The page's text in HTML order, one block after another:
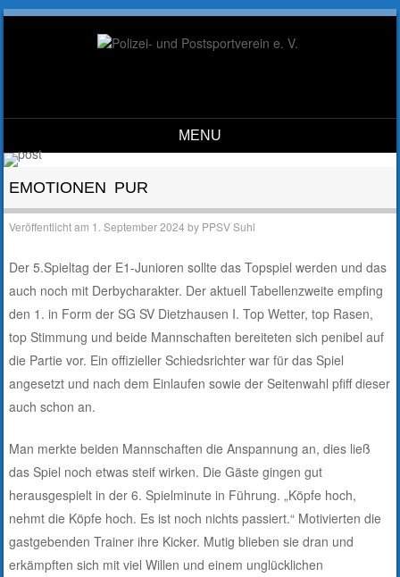
MENU
Skip to content
EMOTIONEN PUR
Veröffentlicht am 1. September 2024 by PPSV Suhl
Der 5.Spieltag der E1-Junioren sollte das Topspiel werden und das
auch noch mit Derbycharakter. Der aktuell Tabellenzweite empfing
den 1. in Form der SG SV Dietzhausen I. Top Wetter, top Rasen,
top Stimmung und beide Mannschaften bereiteten sich penibel auf
die Partie vor. Ein offizieller Schiedsrichter war für das Spiel
angesetzt und nach dem Einlaufen sowie der Seitenwahl pfiff dieser
auch schon an.
Man merkte beiden Mannschaften die Anspannung an, dies ließ
das Spiel noch etwas steif wirken. Die Gäste gingen gut
herausgespielt in der 6. Spielminute in Führung. „Köpfe hoch,
nehmt die Köpfe hoch. Es ist noch nichts passiert.“ Motivierten die
gastgebenden Trainer ihre Kicker. Mutig blieben sie dran und
erkämpften sich mit viel Willen und einem unglücklichen